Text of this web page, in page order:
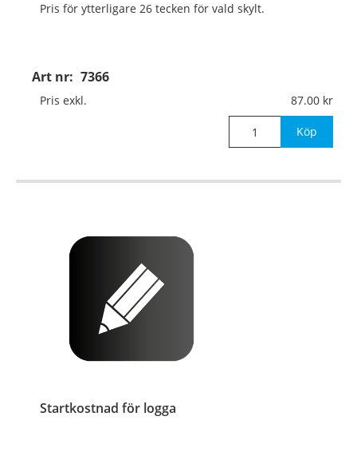
Art nr: 7366
Pris för ytterligare 26 tecken för vald skylt.
Pris exkl. 87.00
Köp
Startkostnad för logga